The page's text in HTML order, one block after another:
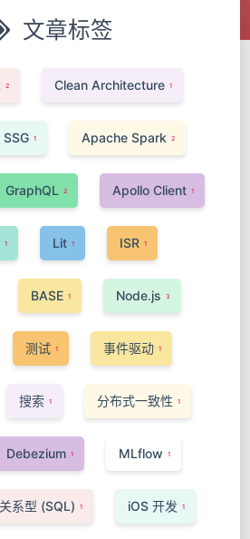
文章标签
2 Clean Architecture 1
SSG 1 Apache Spark 2
GraphQL 2 Apollo Client 1
1 Lit 1 ISR 1
BASE 1 Node.js 3
测试 1 事件驱动 1
搜索 1 分布式一致性 1
Debezium 1 MLflow 1
关系型 (SQL) 1 iOS 开发 1